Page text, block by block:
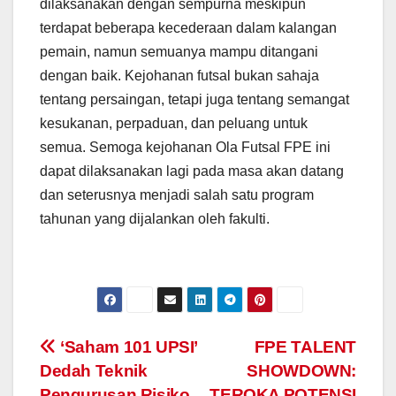
dilaksanakan dengan sempurna meskipun
terdapat beberapa kecederaan dalam kalangan
pemain, namun semuanya mampu ditangani
dengan baik. Kejohanan futsal bukan sahaja
tentang persaingan, tetapi juga tentang semangat
kesukanan, perpaduan, dan peluang untuk
semua. Semoga kejohanan Ola Futsal FPE ini
dapat dilaksanakan lagi pada masa akan datang
dan seterusnya menjadi salah satu program
tahunan yang dijalankan oleh fakulti.
Navigasi
FPE TALENT
SHOWDOWN:
‘Saham 101 UPSI’
Dedah Teknik